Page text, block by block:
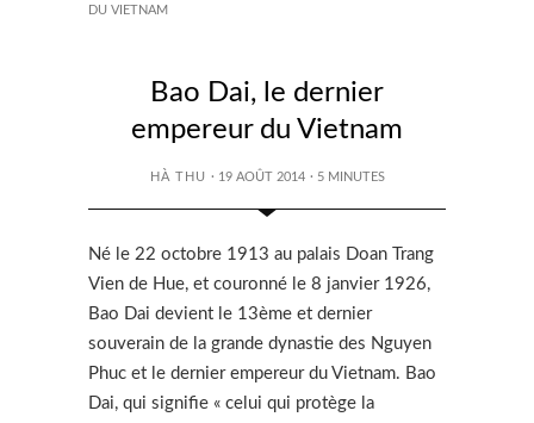
DU VIETNAM
Bao Dai, le dernier
empereur du Vietnam
HÀ THU · 19 AOÛT 2014 · 5 MINUTES
Né le 22 octobre 1913 au palais Doan Trang
Vien de Hue, et couronné le 8 janvier 1926,
Bao Dai devient le 13ème et dernier
souverain de la grande dynastie des Nguyen
Phuc et le dernier empereur du Vietnam. Bao
Dai, qui signifie « celui qui protège la